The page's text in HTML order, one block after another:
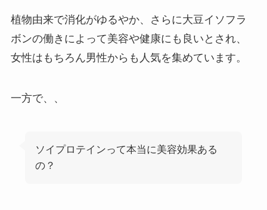
植物由来で消化がゆるやか、さらに大豆イソフラ
ボンの働きによって美容や健康にも良いとされ、
女性はもちろん男性からも人気を集めています。
一方で、、
ソイプロテインって本当に美容効果ある
の？